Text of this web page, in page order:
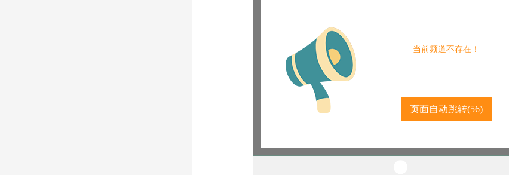
当前频道不存在！
页面自动跳转(56)